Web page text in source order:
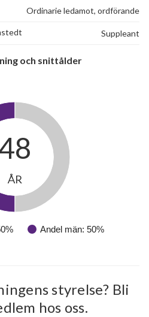
Ordinarie ledamot, ordförande
Suppleant
och snittålder
Andel män: 50%
ÅR
styrelse? Bli
hos oss.